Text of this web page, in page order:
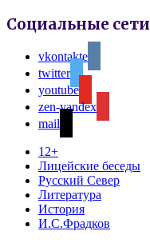
Социальные сети
vkontakte
twitter
youtube
zen-yandex
mail
12+
Лицейские беседы
Русский Север
Литература
История
И.С.Фрадков